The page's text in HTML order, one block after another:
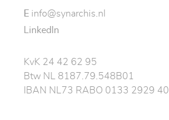
E info@synarchis.nl
LinkedIn
KvK 24 42 62 95
Btw NL 8187.79.548B01
IBAN NL73 RABO 0133 2929 40